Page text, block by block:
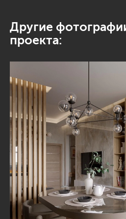
Другие
проекта: